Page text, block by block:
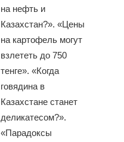
на нефть и
Казахстан?». «Цены
на картофель могут
взлететь до 750
тенге». «Когда
говядина в
Казахстане станет
деликатесом?».
«Парадоксы